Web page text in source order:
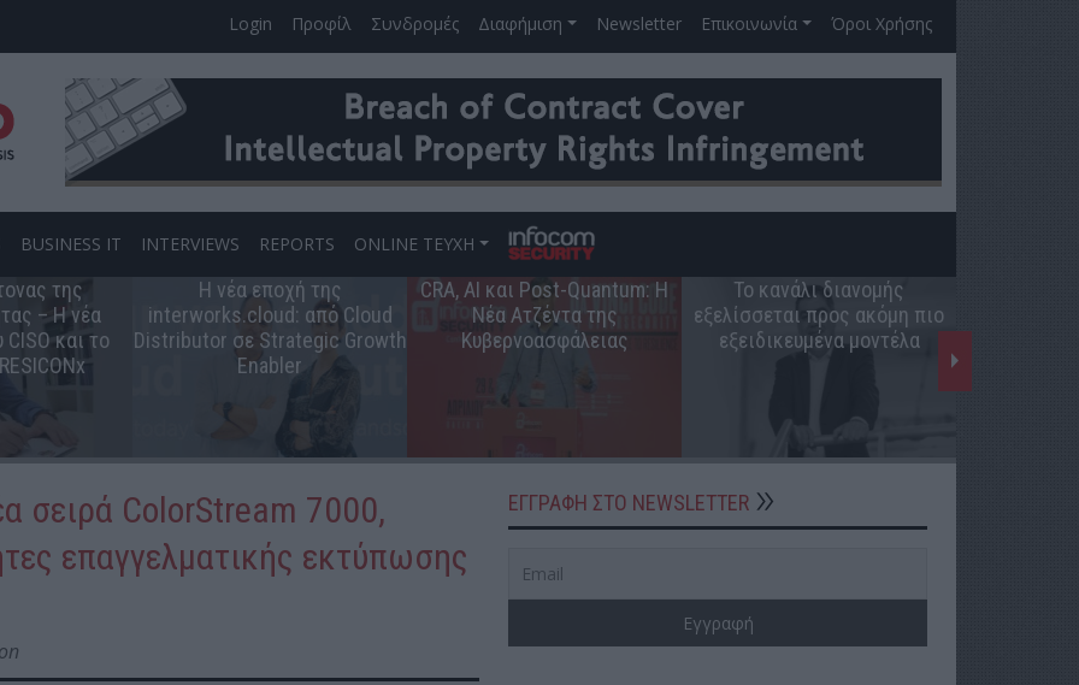
Login Προφίλ Συνδρομές Διαφήμιση Newsletter Επικοινωνία Όροι Χρήσης
BUSINESS IT INTERVIEWS REPORTS ONLINE ΤΕΥΧΗ
της
– Η νέα
και το
Η νέα εποχή της
interworks.cloud: από Cloud
Distributor σε Strategic Growth
Enabler
CRA, AI και Post-Quantum: Η
Νέα Ατζέντα της
Κυβερνοασφάλειας
Το κανάλι διανομής
εξελίσσεται προς ακόμη πιο
εξειδικευμένα μοντέλα
σειρά ColorStream 7000,
επαγγελματικής εκτύπωσης
ΕΓΓΡΑΦΗ ΣΤΟ NEWSLETTER